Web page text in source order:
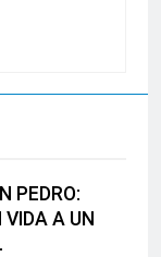
PEDRO:
A UN